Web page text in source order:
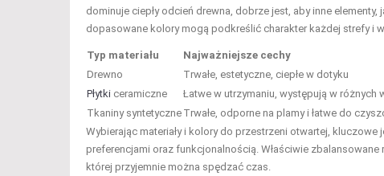
dominuje ciepły odcień drewna, dobrze jest, aby inne
dopasowane kolory mogą podkreślić charakter każdej strefy i
Typ materiału Najważniejsze cechy
Drewno
Trwałe, estetyczne, ciepłe w dotyku
Płytki ceramiczne Łatwe w utrzymaniu, występują w różnych
Tkaniny syntetyczne Trwałe, odporne na plamy i łatwe do
Wybierając materiały i kolory do przestrzeni otwartej,
preferencjami oraz funkcjonalnością. Właściwie
której przyjemnie można spędzać czas.